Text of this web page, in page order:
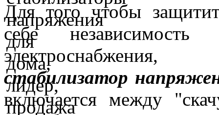
Для того чтобы
себе
стабилизатор
включается между